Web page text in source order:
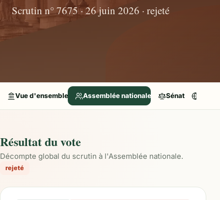
Scrutin n° 7675 · 26 juin 2026 · rejeté
Vue d'ensemble Assemblée nationale Sénat
Résultat du vote
Décompte global du scrutin à l'Assemblée nationale.
rejeté